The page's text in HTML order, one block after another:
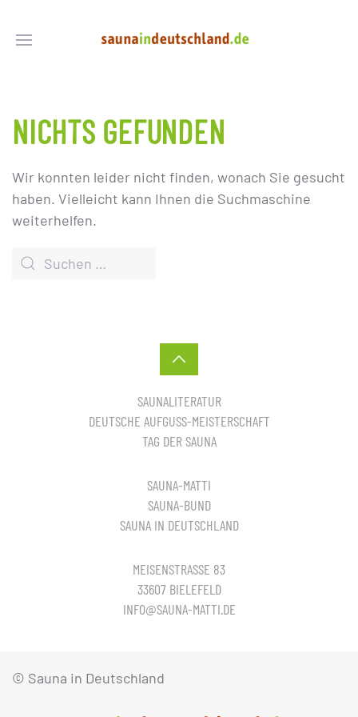
NICHTS GEFUNDEN
Wir konnten leider nicht finden, wonach Sie gesucht
haben. Vielleicht kann Ihnen die Suchmaschine
weiterhelfen.
SAUNALITERATUR
DEUTSCHE AUFGUSS-MEISTERSCHAFT
TAG DER SAUNA
SAUNA-MATTI
SAUNA-BUND
SAUNA IN DEUTSCHLAND
MEISENSTRASSE 83
33607 BIELEFELD
INFO@SAUNA-MATTI.DE
© Sauna in Deutschland